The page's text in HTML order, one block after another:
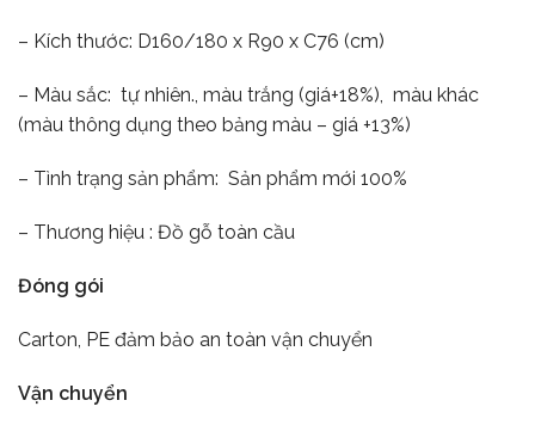
– Kích thước: D160/180 x R90 x C76 (cm)
– Màu sắc: tự nhiên., màu trắng (giá+18%), màu khác
(màu thông dụng theo bảng màu – giá +13%)
– Tình trạng sản phẩm: Sản phẩm mới 100%
– Thương hiệu : Đồ gỗ toàn cầu
Đóng gói
Carton, PE đảm bảo an toàn vận chuyển
Vận chuyển